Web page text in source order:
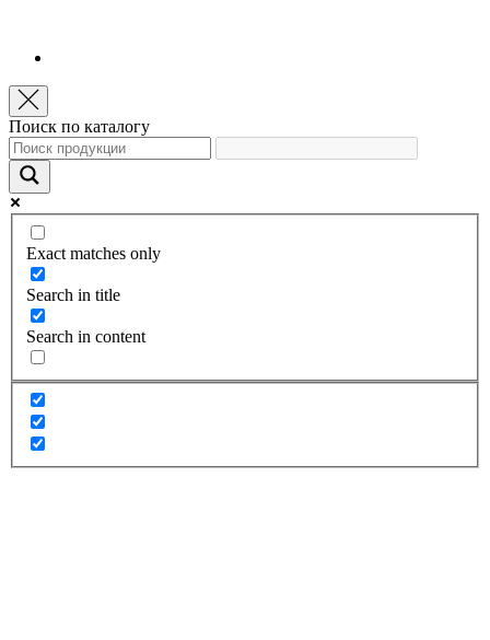
Поиск по каталогу
Exact matches only
Search in title
Search in content